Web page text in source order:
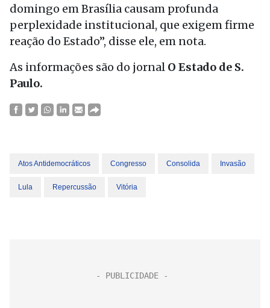
domingo em Brasília causam profunda
perplexidade institucional, que exigem firme
reação do Estado”, disse ele, em nota.
As informações são do jornal O Estado de S.
Paulo.
Atos Antidemocráticos Congresso Consolida Invasão
Lula Repercussão Vitória